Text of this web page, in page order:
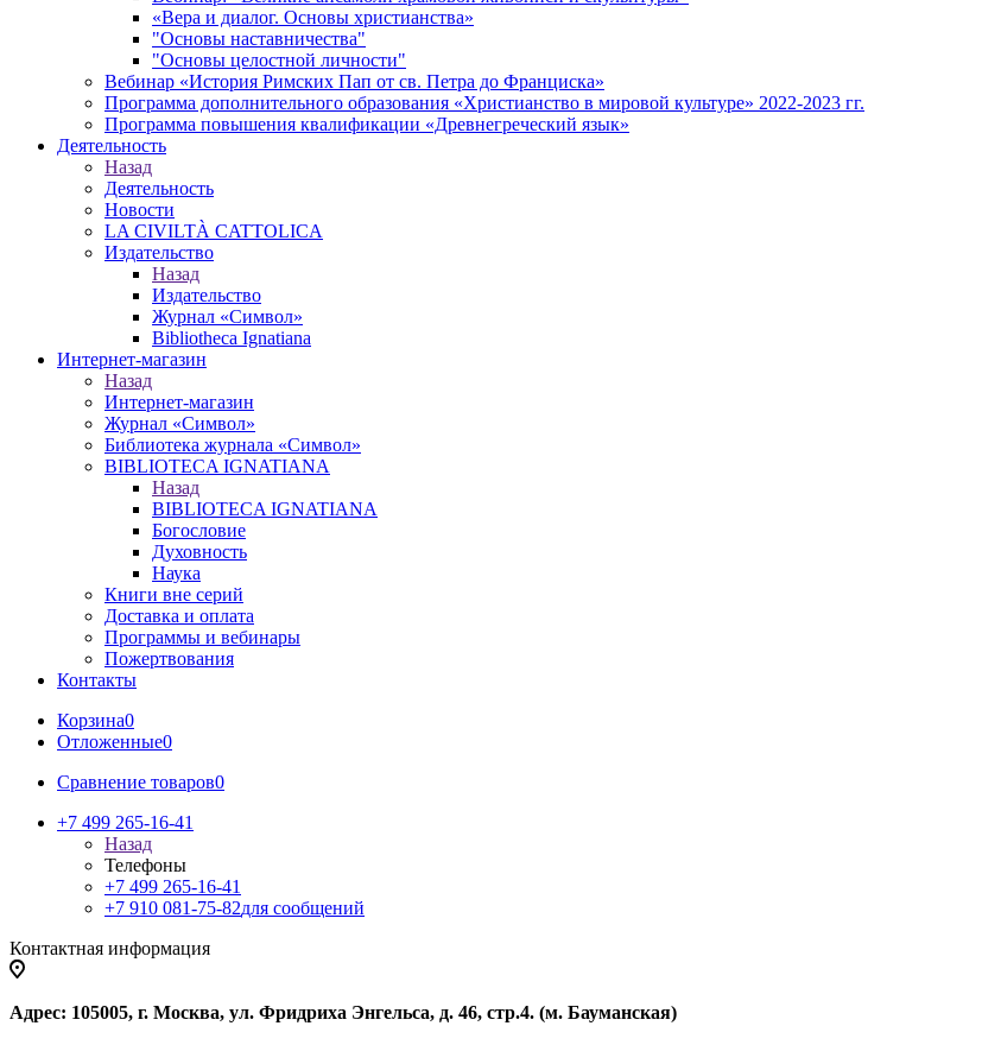
«Вера и диалог. Основы христианства»
"Основы наставничества"
"Основы целостной личности"
Вебинар «История Римских Пап от св. Петра до Франциска»
Программа дополнительного образования «Христианство в мировой культуре» 2022-2023 гг.
Программа повышения квалификации «Древнегреческий язык»
Деятельность
Назад
Деятельность
Новости
LA CIVILTÀ CATTOLICA
Издательство
Назад
Издательство
Журнал «Символ»
Bibliotheca Ignatiana
Интернет-магазин
Назад
Интернет-магазин
Журнал «Символ»
Библиотека журнала «Символ»
BIBLIOTECA IGNATIANA
Назад
BIBLIOTECA IGNATIANA
Богословие
Духовность
Наука
Книги вне серий
Доставка и оплата
Программы и вебинары
Пожертвования
Контакты
Корзина0
Отложенные0
Сравнение товаров0
+7 499 265-16-41
Назад
Телефоны
+7 499 265-16-41
+7 910 081-75-82для сообщений
Контактная информация
Адрес: 105005, г. Москва, ул. Фридриха Энгельса, д. 46, стр.4. (м. Бауманская)